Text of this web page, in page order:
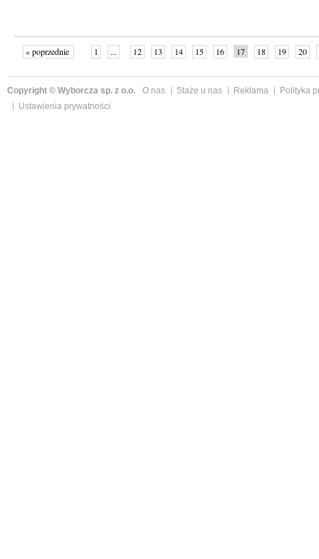
« poprzednie 1 ... 12 13 14 15 16 17 18 19 20
Copyright © Wyborcza sp. z o.o. O nas Staże u nas Reklama
Polityka
Ustawienia prywatności